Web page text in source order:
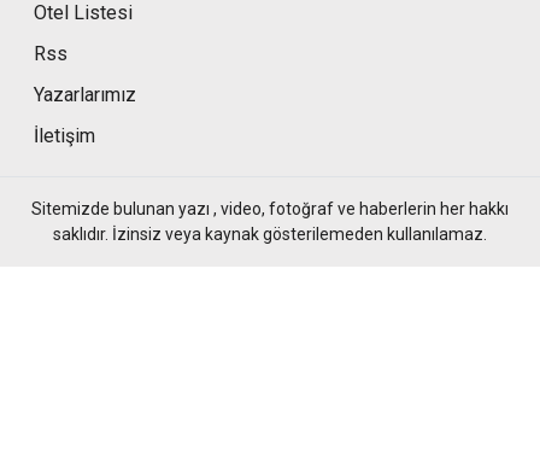
Otel Listesi
Rss
Yazarlarımız
İletişim
Sitemizde bulunan yazı , video, fotoğraf ve haberlerin her hakkı
saklıdır. İzinsiz veya kaynak gösterilemeden kullanılamaz.